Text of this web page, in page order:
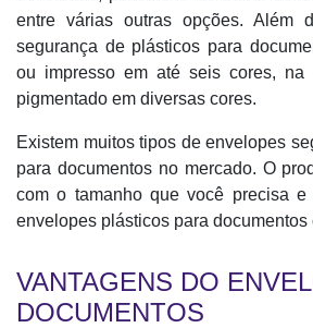
entre várias outras opções. Além
segurança de plásticos para
ou impresso em até seis cores, na
pigmentado em diversas cores.
Existem muitos tipos de envelopes
para documentos no mercado. O
com o tamanho que você precisa e
envelopes plásticos para documentos
VANTAGENS DO
DOCUMENTOS